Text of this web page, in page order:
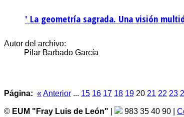
' La geometría sagrada. Una visión
Autor del archivo:
Pilar Barbado García
Página: «Anterior ... 15 16 17 18 19 20 21 22 23
© EUM "Fray Luis de León" 983 35 40 90 |